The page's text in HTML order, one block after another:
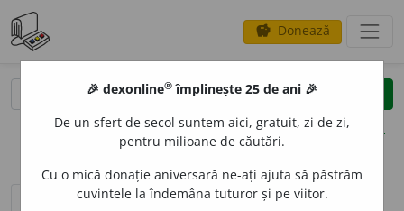
savings Donează
clear
opțiuni
definiții (1)
🎉 dexonline® împlinește 25 de ani 🎉
De un sfert de secol suntem aici, gratuit, zi de zi,
pentru milioane de căutări.
Cu o mică donație aniversară ne-ați ajuta să păstrăm
cuvintele la îndemâna tuturor și pe viitor.